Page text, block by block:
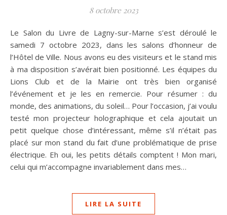
8 octobre 2023
Le Salon du Livre de Lagny-sur-Marne s’est déroulé le
samedi 7 octobre 2023, dans les salons d’honneur de
l’Hôtel de Ville. Nous avons eu des visiteurs et le stand mis
à ma disposition s’avérait bien positionné. Les équipes du
Lions Club et de la Mairie ont très bien organisé
l’événement et je les en remercie. Pour résumer : du
monde, des animations, du soleil… Pour l’occasion, j’ai voulu
testé mon projecteur holographique et cela ajoutait un
petit quelque chose d’intéressant, même s’il n’était pas
placé sur mon stand du fait d’une problématique de prise
électrique. Eh oui, les petits détails comptent ! Mon mari,
celui qui m’accompagne invariablement dans mes…
LIRE LA SUITE